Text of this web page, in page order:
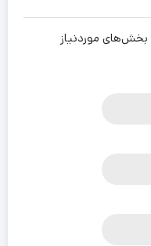
بخش‌های موردنیاز